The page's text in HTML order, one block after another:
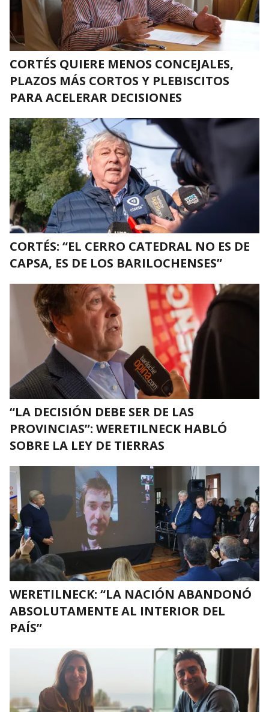
CORTÉS QUIERE MENOS CONCEJALES,
PLAZOS MÁS CORTOS Y PLEBISCITOS
PARA ACELERAR DECISIONES
CORTÉS: “EL CERRO CATEDRAL NO ES DE
CAPSA, ES DE LOS BARILOCHENSES”
“LA DECISIÓN DEBE SER DE LAS
PROVINCIAS”: WERETILNECK HABLÓ
SOBRE LA LEY DE TIERRAS
WERETILNECK: “LA NACIÓN ABANDONÓ
ABSOLUTAMENTE AL INTERIOR DEL
PAÍS”